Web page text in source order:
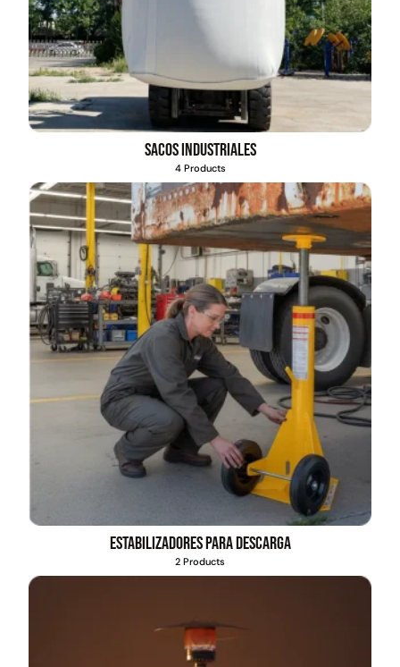
Sacos industriales
4 Products
Estabilizadores para descarga
2 Products
Juego Modular 03
QplayGround
5.987.128
$3.790.990
Agregar al carrito
Pasto sintético ornamental
Importado USA: Crown
densidad 35mm Rollo
4,57*30,48mts
$ 2.892.120
Leer más
30%